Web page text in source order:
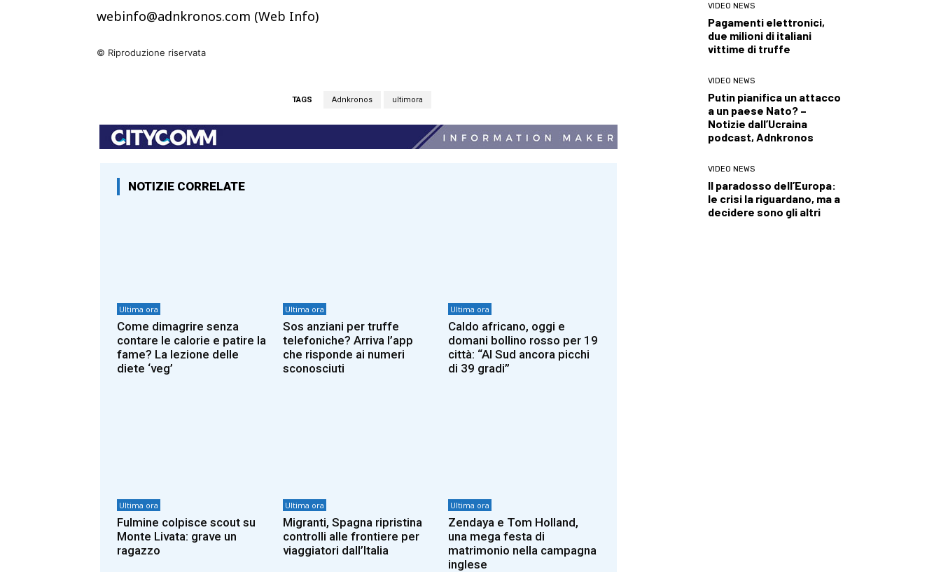
webinfo@adnkronos.com (Web Info)
© Riproduzione riservata
TAGS Adnkronos ultimora
NOTIZIE CORRELATE
Ultima ora
Come dimagrire senza
contare le calorie e patire la
fame? La lezione delle
diete ‘veg’
Ultima ora
Sos anziani per truffe
telefoniche? Arriva l’app
che risponde ai numeri
sconosciuti
Ultima ora
Caldo africano, oggi e
domani bollino rosso per 19
città: “Al Sud ancora picchi
di 39 gradi”
Ultima ora
Fulmine colpisce scout su
Monte Livata: grave un
ragazzo
Ultima ora
Migranti, Spagna ripristina
controlli alle frontiere per
viaggiatori dall’Italia
Ultima ora
Zendaya e Tom Holland,
una mega festa di
matrimonio nella campagna
inglese
VIDEO NEWS
Pagamenti elettronici,
due milioni di italiani
vittime di truffe
VIDEO NEWS
Putin pianifica un attacco
a un paese Nato? –
Notizie dall’Ucraina
podcast, Adnkronos
VIDEO NEWS
Il paradosso dell’Europa:
le crisi la riguardano, ma a
decidere sono gli altri